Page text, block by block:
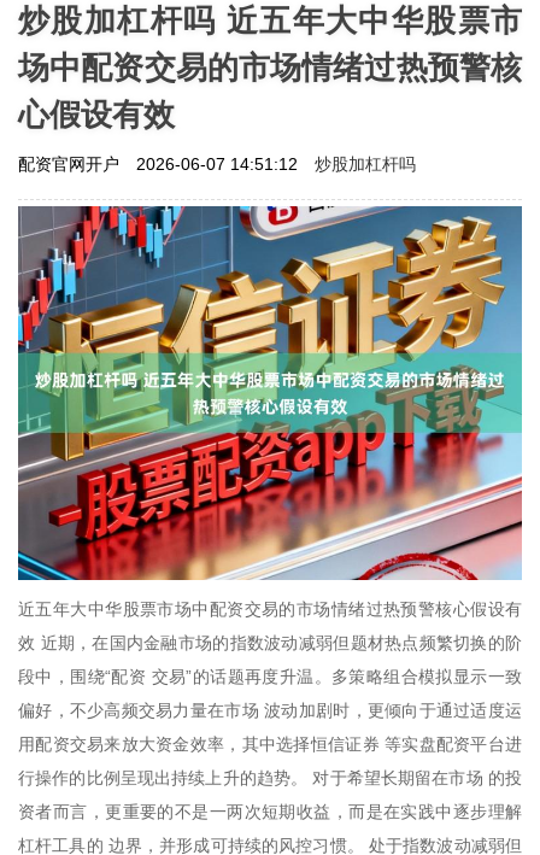
炒股加杠杆吗 近五年大中华股票市
场中配资交易的市场情绪过热预警核
心假设有效
配资官网开户 2026-06-07 14:51:12 炒股加杠杆吗
近五年大中华股票市场中配资交易的市场情绪过热预警核心假设有
效 近期，在国内金融市场的指数波动减弱但题材热点频繁切换的阶
段中，围绕“配资 交易”的话题再度升温。多策略组合模拟显示一致
偏好，不少高频交易力量在市场 波动加剧时，更倾向于通过适度运
用配资交易来放大资金效率，其中选择恒信证券 等实盘配资平台进
行操作的比例呈现出持续上升的趋势。 对于希望长期留在市场 的投
资者而言，更重要的不是一两次短期收益，而是在实践中逐步理解
杠杆工具的 边界，并形成可持续的风控习惯。 处于指数波动减弱但